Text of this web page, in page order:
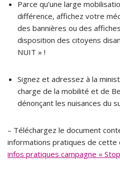
Parce qu’une large
différence, affichez votre
des bannières ou des
disposition des citoyens
NUIT » !
Signez et adressez à la
charge de la mobilité et de
dénonçant les nuisances du
– Téléchargez le document
informations pratiques de cette
infos pratiques campagne «